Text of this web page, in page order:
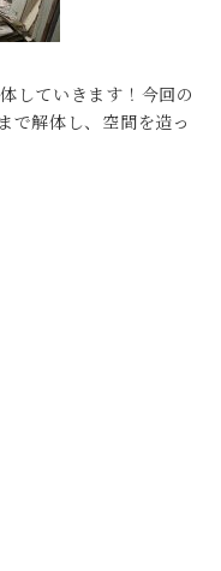
していきます！今回の
で解体し、空間を造っ